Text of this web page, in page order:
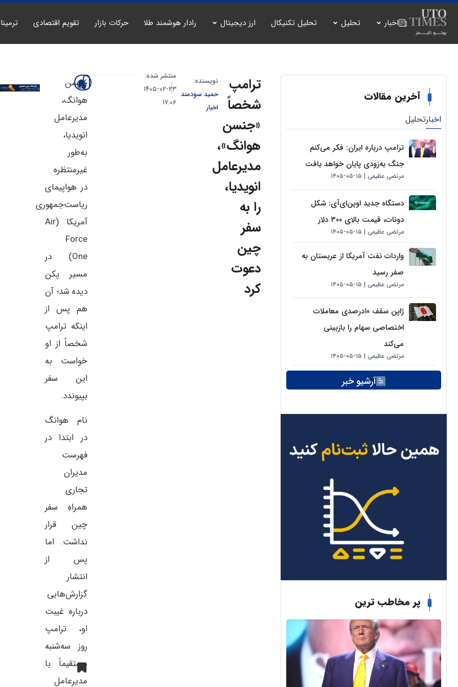
اخبار تحلیل تحلیل تکنیکال ارز دیجیتال رادار هوشمند طلا حرکات بازار تقویم اقتصادی
آخرین مقالات
اخبارتحلیل
ترامپ درباره ایران: فکر می‌کنم
جنگ به‌زودی پایان خواهد یافت
مرتضی عظیمی ۱۵-۰۵-۱۴۰۵
دستگاه جدید اوپن‌ای‌آی: شکل
دونات، قیمت بالای ۳۰۰ دلار
مرتضی عظیمی ۱۵-۰۵-۱۴۰۵
واردات نفت آمریکا از عربستان به
صفر رسید
مرتضی عظیمی ۱۵-۰۵-۱۴۰۵
ژاپن سقف ۱۰درصدی معاملات
اختصاصی سهام را بازبینی
می‌کند
مرتضی عظیمی ۱۵-۰۵-۱۴۰۵
آرشیو خبر
پر مخاطب ترین
ترامپ
شخصاً
«جنسن
هوانگ»،
مدیرعامل
انویدیا،
را به
سفر
چین
دعوت
کرد
نویسنده:
حمید سودمند
اخبار
منتشر شده:
۲۳-۰۲-۱۴۰۵
۱۷:۰۶
جنسن
هوانگ،
مدیرعامل
انویدیا،
به‌طور
غیرمنتظره
در هواپیمای
ریاست‌جمهوری
آمریکا (Air
Force
One) در
مسیر پکن
دیده شد؛ آن
هم پس از
اینکه ترامپ
شخصاً از او
خواست به
این سفر
بپیوندد.
نام هوانگ
در ابتدا در
فهرست
مدیران
تجاری
همراهِ سفر
چین قرار
نداشت. اما
پس از
انتشار
گزارش‌هایی
درباره غیبت
او، ترامپ
روز سه‌شنبه
مستقیماً با
مدیرعامل